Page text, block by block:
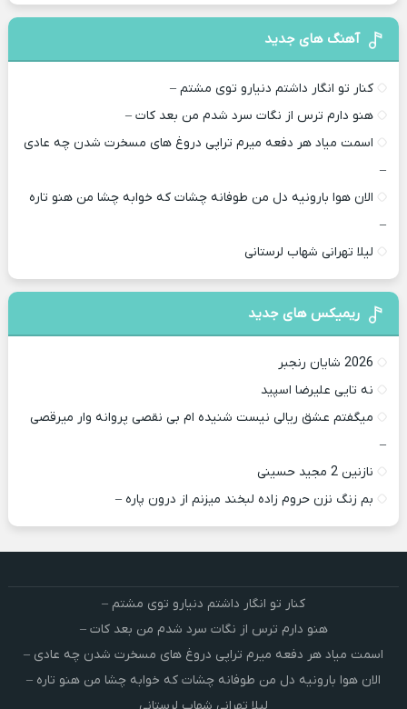
آهنگ های جدید
کنار تو انگار داشتم دنیارو توی مشتم –
هنو دارم ترس از نگات سرد شدم من بعد کات –
اسمت میاد هر دفعه میرم تراپی دروغ‌ های مسخرت شدن چه عادی
–
الان هوا بارونیه دل من طوفانه چشات که خوابه چشا من هنو تاره
–
لیلا تهرانی شهاب لرستانی
ریمیکس های جدید
2026 شایان رنجبر
نه تایی علیرضا اسپید
میگفتم عشق ریالی نیست شنیده ام بی نقصی پروانه وار میرقصی
–
نازنین 2 مجید حسینی
بم زنگ نزن حروم زاده لبخند میزنم از درون پاره –
کنار تو انگار داشتم دنیارو توی مشتم –
هنو دارم ترس از نگات سرد شدم من بعد کات –
اسمت میاد هر دفعه میرم تراپی دروغ‌ های مسخرت شدن چه عادی –
الان هوا بارونیه دل من طوفانه چشات که خوابه چشا من هنو تاره –
لیلا تهرانی شهاب لرستانی